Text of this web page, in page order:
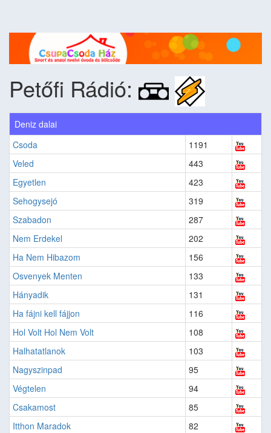
Petőfi Rádió:
Deniz dalai
Csoda
1191
Veled
443
Egyetlen
423
Sehogysejó
319
Szabadon
287
Nem Erdekel
202
Ha Nem Hibazom
156
Osvenyek Menten
133
Hányadik
131
Ha fájni kell fájjon
116
Hol Volt Hol Nem Volt
108
Halhatatlanok
103
Nagyszinpad
95
Végtelen
94
Csakamost
85
Itthon Maradok
82